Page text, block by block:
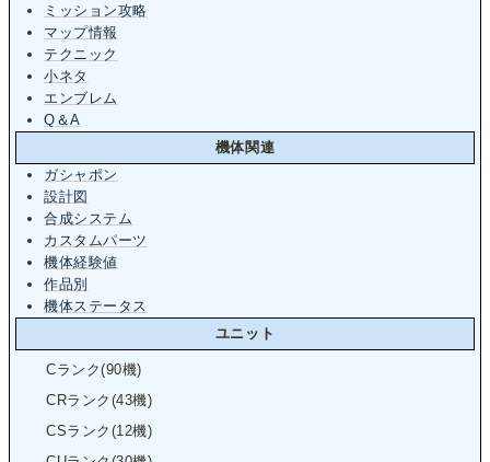
ミッション攻略
マップ情報
テクニック
小ネタ
エンブレム
Q＆A
機体関連
ガシャポン
設計図
合成システム
カスタムパーツ
機体経験値
作品別
機体ステータス
ユニット
Cランク(90機)
CRランク(43機)
CSランク(12機)